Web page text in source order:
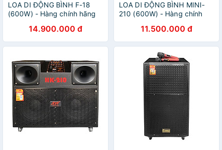
LOA DI ĐỘNG BÌNH F-18
(600W) - Hàng chính hãng
14.900.000 đ
LOA DI ĐỘNG BÌNH MINI-
210 (600W) - Hàng chính
11.500.000 đ